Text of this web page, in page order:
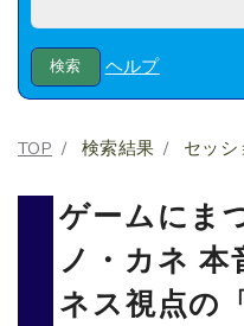
ヘルプ
TOP 検索結果 セッシ
ゲームにま
ノ・カネ 本
ネス視点の